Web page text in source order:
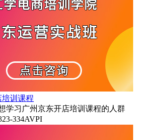
培训课程
学习广州京东开店培训课程的人群
334AVPI